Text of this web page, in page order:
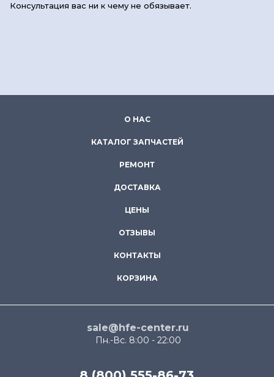
Консультация вас ни к чему не обязывает.
О НАС
КАТАЛОГ ЗАПЧАСТЕЙ
РЕМОНТ
ДОСТАВКА
ЦЕНЫ
ОТЗЫВЫ
КОНТАКТЫ
КОРЗИНА
sale@hfe-center.ru
Пн.-Вс. 8:00 - 22:00